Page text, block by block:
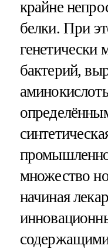
крайне
белки. При
бактерий,
множество
начиная